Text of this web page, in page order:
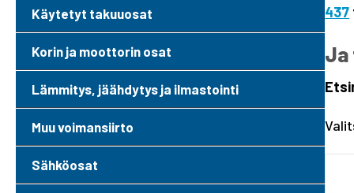
Käytetyt takuuosat
Korin ja moottorin osat
Lämmitys, jäähdytys ja ilmastointi
Muu voimansiirto
Sähköosat
437
Ja